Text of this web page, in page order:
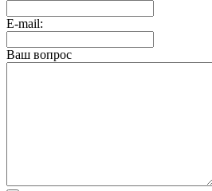
E-mail:
Ваш вопрос